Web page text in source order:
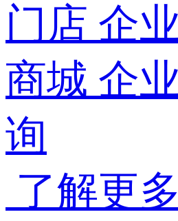
门店 企
商城 企
询
了解更多